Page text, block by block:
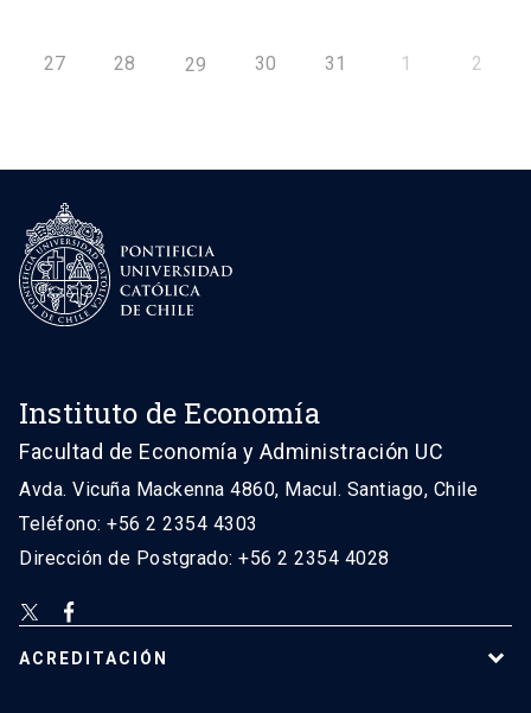
27 28 29 30 31 1 2
Instituto de Economía
Facultad de Economía y Administración UC
Avda. Vicuña Mackenna 4860, Macul. Santiago, Chile
Teléfono: +56 2 2354 4303
Dirección de Postgrado: +56 2 2354 4028
ACREDITACIÓN